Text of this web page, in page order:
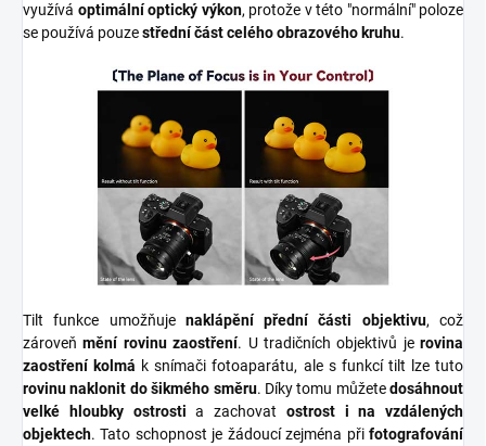
využívá optimální optický výkon, protože v této "normální" poloze
se používá pouzestřední část celého obrazového kruhu.
Tilt funkce umožňuje naklápění přední části objektivu, což
zároveňmění rovinu zaostření. U tradičních objektivů je rovina
zaostření kolmá k snímači fotoaparátu, ale s funkcí tilt lze tuto
rovinu naklonit do šikmého směru. Díky tomu můžetedosáhnout
velké hloubky ostrosti a zachovat ostrost i na vzdálených
objektech. Tato schopnost je žádoucí zejména při fotografování